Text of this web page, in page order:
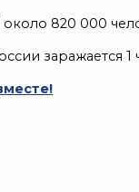
820 000
заражается 1